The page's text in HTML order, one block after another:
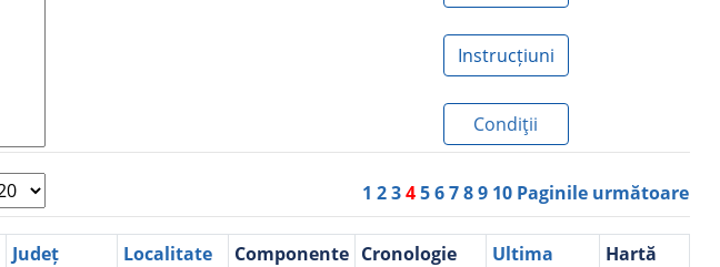
Instrucțiuni
Condiţii
1 23456789 10 Paginile următoare
Județ
Localitate
Componente Cronologie
Ultima
Hartă